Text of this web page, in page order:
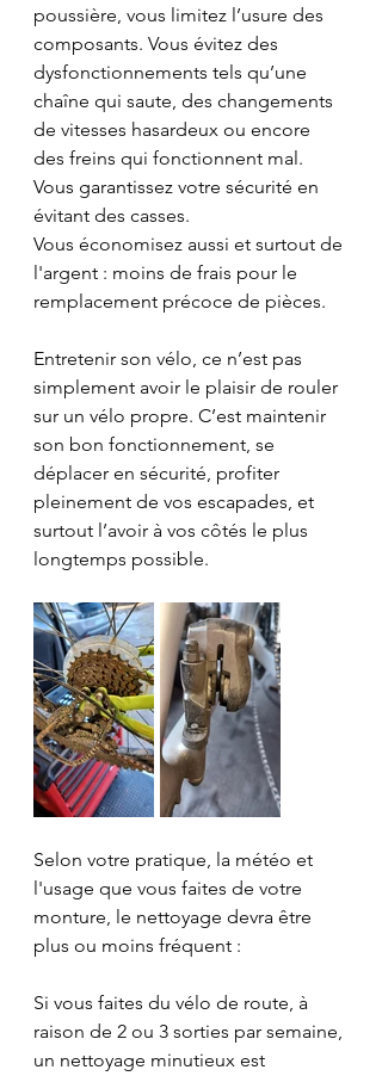
poussière, vous limitez l’usure des
composants. Vous évitez des
dysfonctionnements tels qu’une
chaîne qui saute, des changements
de vitesses hasardeux ou encore
des freins qui fonctionnent mal.
Vous garantissez votre sécurité en
évitant des casses.
Vous économisez aussi et surtout de
l'argent : moins de frais pour le
remplacement précoce de pièces.
Entretenir son vélo, ce n’est pas
simplement avoir le plaisir de rouler
sur un vélo propre. C’est maintenir
son bon fonctionnement, se
déplacer en sécurité, profiter
pleinement de vos escapades, et
surtout l’avoir à vos côtés le plus
longtemps possible.
Selon votre pratique, la météo et
l'usage que vous faites de votre
monture, le nettoyage devra être
plus ou moins fréquent :
Si vous faites du vélo de route, à
raison de 2 ou 3 sorties par semaine,
un nettoyage minutieux est